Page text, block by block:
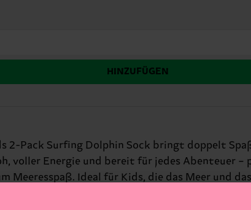
HINZUFÜGEN
2-Pack Surfing Dolphin Sock bringt doppelt
voller Energie und bereit für jedes Abenteuer
Meeresspaß. Ideal für Kids, die das Meer und